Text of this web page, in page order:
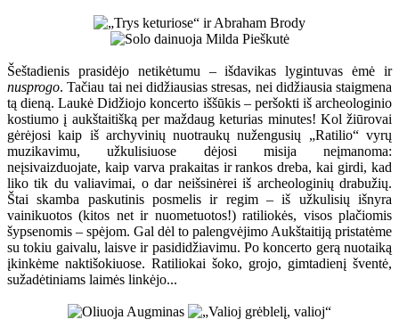
Šeštadienis prasidėjo netikėtumu – išdavikas lygintuvas ėmė ir
nusprogo. Tačiau tai nei didžiausias stresas, nei didžiausia staigmena
tą dieną. Laukė Didžiojo koncerto iššūkis – peršokti iš archeologinio
kostiumo į aukštaitišką per maždaug keturias minutes! Kol žiūrovai
gėrėjosi kaip iš archyvinių nuotraukų nužengusių „Ratilio“ vyrų
muzikavimu, užkulisiuose dėjosi misija neįmanoma:
neįsivaizduojate, kaip varva prakaitas ir rankos dreba, kai girdi, kad
liko tik du valiavimai, o dar neišsinėrei iš archeologinių drabužių.
Štai skamba paskutinis posmelis ir regim – iš užkulisių išnyra
vainikuotos (kitos net ir nuometuotos!) ratiliokės, visos plačiomis
šypsenomis – spėjom. Gal dėl to palengvėjimo Aukštaitiją pristatėme
su tokiu gaivalu, laisve ir pasididžiavimu. Po koncerto gerą nuotaiką
įkinkėme naktišokiuose. Ratiliokai šoko, grojo, gimtadienį šventė,
sužadėtiniams laimės linkėjo...